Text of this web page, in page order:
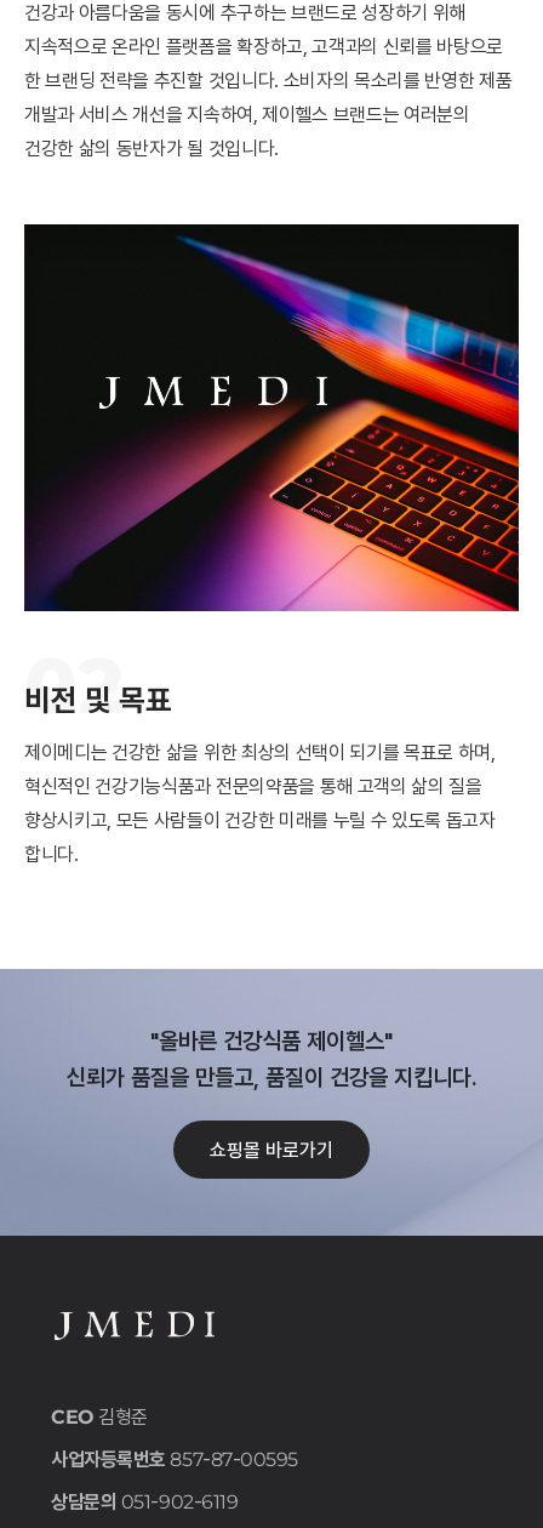
건강과 아름다움을 동시에 추구하는 브랜드로 성장하기 위해
지속적으로 온라인 플랫폼을 확장하고, 고객과의 신뢰를 바탕으로
한 브랜딩 전략을 추진할 것입니다. 소비자의 목소리를 반영한 제품
개발과 서비스 개선을 지속하여, 제이헬스 브랜드는 여러분의
건강한 삶의 동반자가 될 것입니다.
02
비전 및 목표
제이메디는 건강한 삶을 위한 최상의 선택이 되기를 목표로 하며,
혁신적인 건강기능식품과 전문의약품을 통해 고객의 삶의 질을
향상시키고, 모든 사람들이 건강한 미래를 누릴 수 있도록 돕고자
합니다.
"올바른 건강식품 제이헬스"
신뢰가 품질을 만들고, 품질이 건강을 지킵니다.
쇼핑몰 바로가기
CEO 김형준
사업자등록번호 857-87-00595
상담문의 051-902-6119